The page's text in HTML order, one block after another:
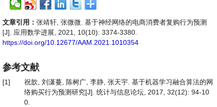
文章引用： 张靖轩, 张微微. 基于神经网络的电商消费者复购行为预测
[J]. 应用数学进展, 2021, 10(10): 3374-3380.
https://doi.org/10.12677/AAM.2021.1010354
参考文献
[1]
祝歆, 刘潇蔓, 陈树广, 李静, 张天宇. 基于机器学习融合算法的网
络购买行为预测研究[J]. 统计与信息论坛, 2017, 32(12): 94-10
0.